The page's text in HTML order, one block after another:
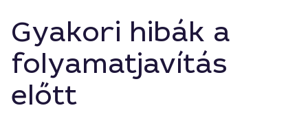
Gyakori hibák a
folyamatjavítás
előtt